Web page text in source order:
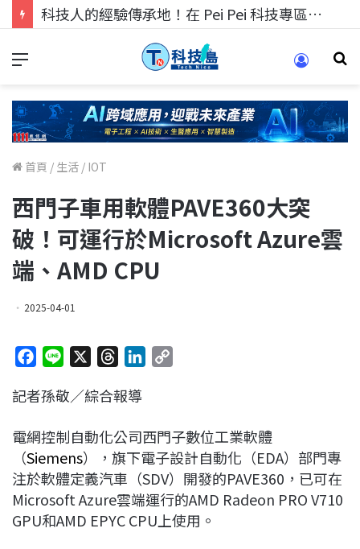
科技人的經驗傳承地！在 Pei Pei 科技專區，與學弟妹交流最硬核的技術
首頁 / 生活 / IOT
西門子車用軟體PAVE360大突
破！可運行於Microsoft Azure雲
端、AMD CPU
2025-04-01
c
b
o
o
k
n
r
a
d
s
e
d
I
n
L
i
n
k
記者孫敬／綜合報導
電網控制自動化公司西門子數位工業軟體
（Siemens），旗下電子設計自動化（EDA）部門專
注於軟體定義汽車（SDV）開發的PAVE360，已可在
Microsoft Azure雲端運行的AMD Radeon PRO V710
GPU和AMD EPYC CPU上使用。